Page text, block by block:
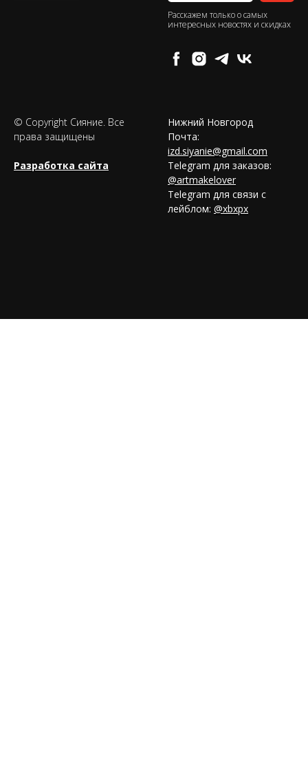
Расскажем только о самых
интересных новостях и скидках
© Copyright Сияние. Все
права защищены
Разработка сайта
Нижний Новгород
Почта:
izd.siyanie@gmail.com
Telegram для заказов:
@artmakelover
Telegram для связи с
лейблом: @xbxpx